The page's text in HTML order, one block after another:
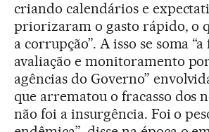
criando calendários e
priorizaram o gasto rápido, o
a corrupção”. A isso se soma
avaliação e monitoramento
agências do Governo”
que arrematou o fracasso dos
não foi a insurgência. Foi o